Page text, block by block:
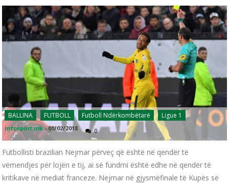
BALLINA FUTBOLL Futboll Ndërkombëtarë Ligue 1
infosport.mk -01/02/2018 0
Futbollisti brazilian Nejmar përveç që është në qendër të
vëmendjes për lojën e tij, ai së fundmi është edhe në qendër të
kritikave në mediat franceze. Nejmar në gjysmëfinale të Kupës së